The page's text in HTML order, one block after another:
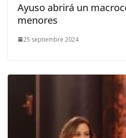
Ayuso abrirá un
menores
25 septiembre 2024